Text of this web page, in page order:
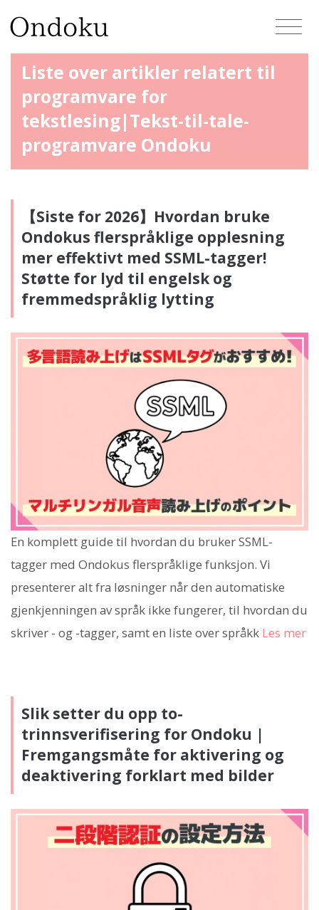
Liste over artikler relatert til
programvare for
tekstlesing|Tekst-til-tale-
programvare Ondoku
【Siste for 2026】Hvordan bruke
Ondokus flerspråklige opplesning
mer effektivt med SSML-tagger!
Støtte for lyd til engelsk og
fremmedspråklig lytting
En komplett guide til hvordan du bruker SSML-
tagger med Ondokus flerspråklige funksjon. Vi
presenterer alt fra løsninger når den automatiske
gjenkjenningen av språk ikke fungerer, til hvordan du
skriver - og -tagger, samt en liste over språkk Les mer
Slik setter du opp to-
trinnsverifisering for Ondoku |
Fremgangsmåte for aktivering og
deaktivering forklart med bilder